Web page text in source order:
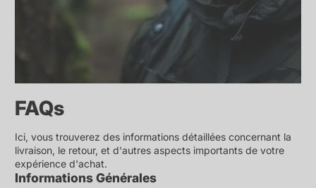
FAQs
Ici, vous trouverez des informations détaillées concernant la
livraison, le retour, et d'autres aspects importants de votre
expérience d'achat.
Informations Générales